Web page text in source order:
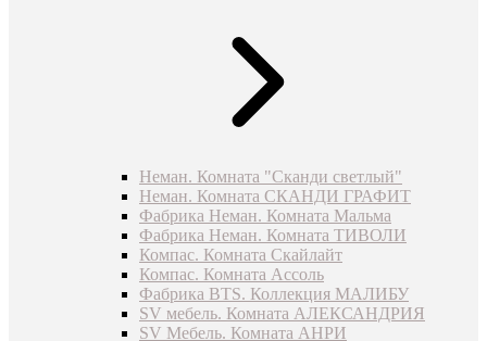
Неман. Комната "Сканди светлый"
Неман. Комната СКАНДИ ГРАФИТ
Фабрика Неман. Комната Мальма
Фабрика Неман. Комната ТИВОЛИ
Компас. Комната Скайлайт
Компас. Комната Ассоль
Фабрика BTS. Коллекция МАЛИБУ
SV мебель. Комната АЛЕКСАНДРИЯ
SV Мебель. Комната АНРИ